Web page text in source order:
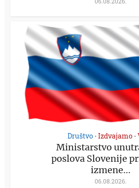
Društvo • Izdvajamo •
Ministarstvo
poslova Slovenije
izmene...
06.08.2026.